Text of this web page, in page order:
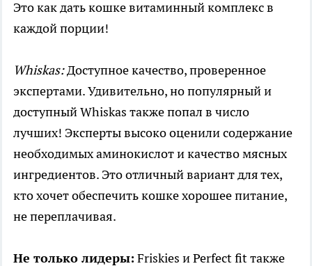
Это как дать кошке витаминный комплекс в
каждой порции!
Whiskas:Доступное качество, проверенное
экспертами. Удивительно, но популярный и
доступный Whiskas также попал в число
лучших! Эксперты высоко оценили содержание
необходимых аминокислот и качество мясных
ингредиентов. Это отличный вариант для тех,
кто хочет обеспечить кошке хорошее питание,
не переплачивая.
Не только лидеры: Friskies и Perfect fit также